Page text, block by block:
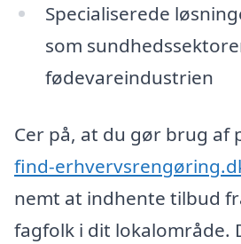
Specialiserede
som
fødevareindustrien
Cer på, at du gør brug af
find-
nemt at indhente tilbud
fagfolk i dit lokalområde.